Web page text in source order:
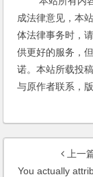
成法律意见，本
体法律事务时，
供更好的服务，
诺。本站所载投
与原作者联系，
上一
You actually attributed a lot to